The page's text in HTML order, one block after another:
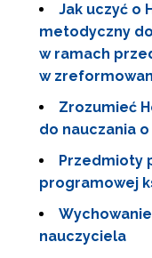
Jak uczyć o
metodyczny
w ramach
w
Zrozumieć
do nauczania
Przedmioty
programowej
nauczyciela